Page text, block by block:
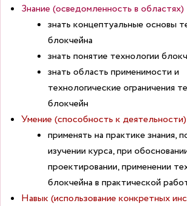
Знание (осведомленность в областях)
знать концептуальные основы
блокчейна
знать понятие технологии
знать область применимости и
технологические ограничения
блокчейн
Умение (способность к деятельности)
применять на практике знания,
изучении курса, при
проектировании, применении
блокчейна в практической
Навык (использование конкретных